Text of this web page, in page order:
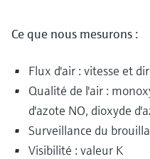
Ce que nous mesurons :
Flux d'air : vitesse et
Qualité de l'air :
d'azote NO, dioxyde
Surveillance du
Visibilité : valeur K